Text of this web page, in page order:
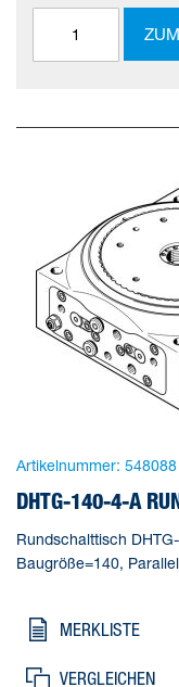
Artikelnummer: 548088
DHTG-140-4-A
Rundschalttisch
Baugröße=140,
MERKLISTE
VERGLEICHEN